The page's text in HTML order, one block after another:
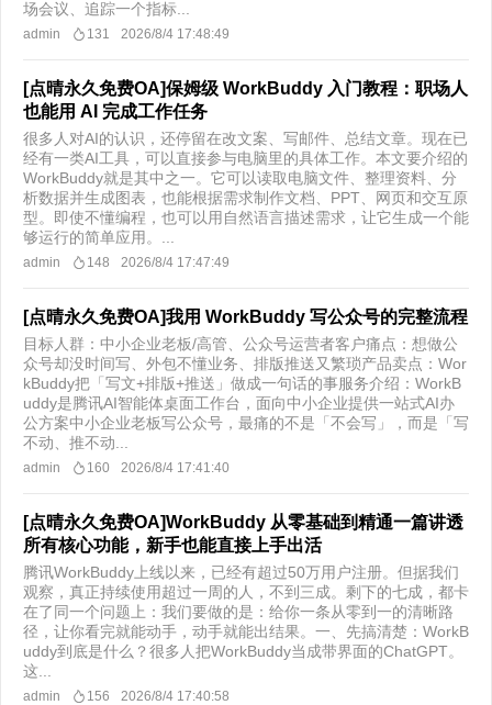
场会议、追踪一个指标...
admin 131 2026/8/4 17:48:49
[点晴永久免费OA]保姆级 WorkBuddy 入门教程：职场人
也能用 AI 完成工作任务
很多人对AI的认识，还停留在改文案、写邮件、总结文章。现在已
经有一类AI工具，可以直接参与电脑里的具体工作。本文要介绍的
WorkBuddy就是其中之一。它可以读取电脑文件、整理资料、分
析数据并生成图表，也能根据需求制作文档、PPT、网页和交互原
型。即使不懂编程，也可以用自然语言描述需求，让它生成一个能
够运行的简单应用。...
admin 148 2026/8/4 17:47:49
[点晴永久免费OA]我用 WorkBuddy 写公众号的完整流程
目标人群：中小企业老板/高管、公众号运营者客户痛点：想做公
众号却没时间写、外包不懂业务、排版推送又繁琐产品卖点：Wor
kBuddy把「写文+排版+推送」做成一句话的事服务介绍：WorkB
uddy是腾讯AI智能体桌面工作台，面向中小企业提供一站式AI办
公方案中小企业老板写公众号，最痛的不是「不会写」，而是「写
不动、推不动...
admin 160 2026/8/4 17:41:40
[点晴永久免费OA]WorkBuddy 从零基础到精通一篇讲透
所有核心功能，新手也能直接上手出活
腾讯WorkBuddy上线以来，已经有超过50万用户注册。但据我们
观察，真正持续使用超过一周的人，不到三成。剩下的七成，都卡
在了同一个问题上：我们要做的是：给你一条从零到一的清晰路
径，让你看完就能动手，动手就能出结果。​一、先搞清楚：WorkB
uddy到底是什么？很多人把WorkBuddy当成带界面的ChatGPT。
这...
admin 156 2026/8/4 17:40:58